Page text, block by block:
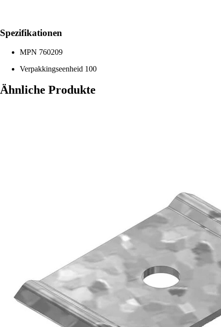
Spezifikationen
MPN 760209
Verpakkingseenheid 100
Ähnliche Produkte